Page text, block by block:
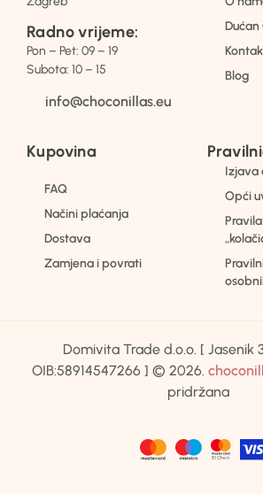
Radno vrijeme:
Pon – Pet: 09 – 19
Subota: 10 – 15
info@choconillas.eu
Dućan
Blog
Kupovina
FAQ
Načini plaćanja
Dostava
Zamjena i povrati
Izjava
Opći
Domivita Trade d.o.o. [ Jasenik
OIB:58914547266 ] © 2026.
pridržana